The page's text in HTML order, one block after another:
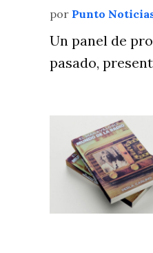
por Punto
Un panel de
pasado,